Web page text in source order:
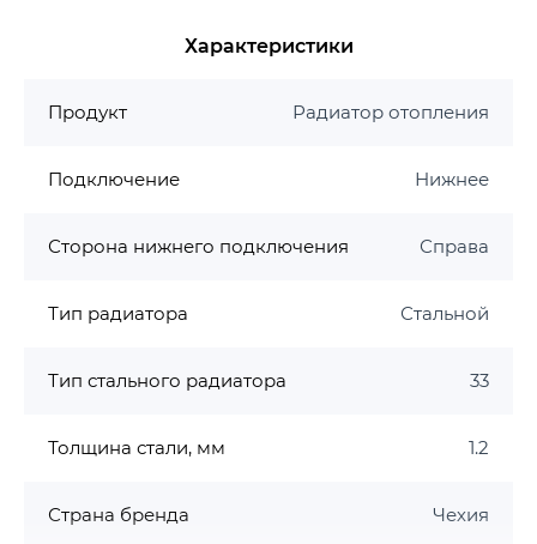
Характеристики
Продукт Радиатор отопления
Подключение Нижнее
Сторона нижнего подключения Справа
Тип радиатора Стальной
Тип стального радиатора 33
Толщина стали, мм 1.2
Страна бренда Чехия